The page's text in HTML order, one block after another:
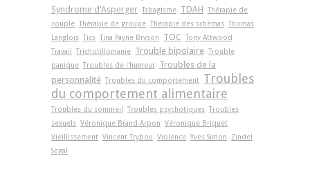
Syndrome d'Asperger Tabagisme TDAH Thérapie de
couple Thérapie de groupe Thérapie des schémas Thomas
Langlois Tics Tina Payne Bryson TOC Tony Attwood
Travail Trichotillomanie Trouble bipolaire Trouble
panique Troubles de l'humeur Troubles de la
personnalité Troubles du comportement Troubles
du comportement alimentaire
Troubles du sommeil Troubles psychotiques Troubles
sexuels Véronique Brand-Arpon Véronique Briquet
Vieillissement Vincent Trybou Violence Yves Simon
Zindel
Segal